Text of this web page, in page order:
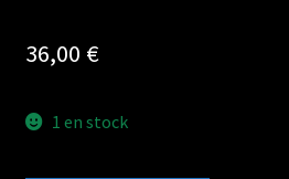
36,00 €
1 en stock